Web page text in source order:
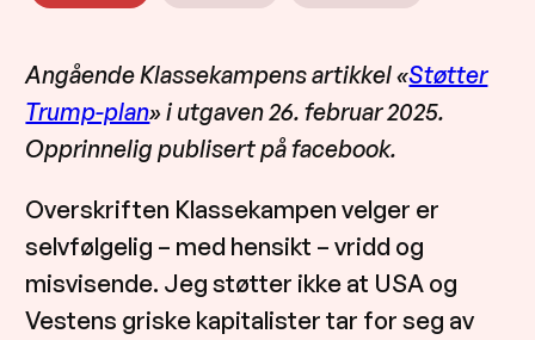
Angående Klassekampens artikkel «Støtter
Trump-plan» i utgaven 26. februar 2025.
Opprinnelig publisert på facebook.
Overskriften Klassekampen velger er
selvfølgelig – med hensikt – vridd og
misvisende. Jeg støtter ikke at USA og
Vestens griske kapitalister tar for seg av